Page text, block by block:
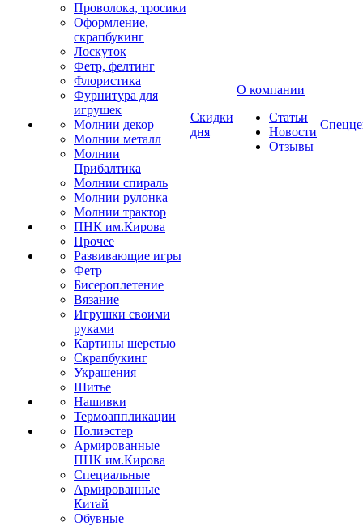
Проволока, тросики
Оформление,
скрапбукинг
Лоскуток
Фетр, фелтинг
Флористика
Фурнитура для
игрушек
Молнии декор
Молнии металл
Молнии
Прибалтика
Молнии спираль
Молнии рулонка
Молнии трактор
ПНК им.Кирова
Прочее
Развивающие игры
Фетр
Бисероплетение
Вязание
Игрушки своими
руками
Картины шерстью
Скрапбукинг
Украшения
Шитье
Нашивки
Термоаппликации
Полиэстер
Армированные
ПНК им.Кирова
Специальные
Армированные
Китай
Обувные
Скидки
дня
О компании
Статьи
Новости
Отзывы